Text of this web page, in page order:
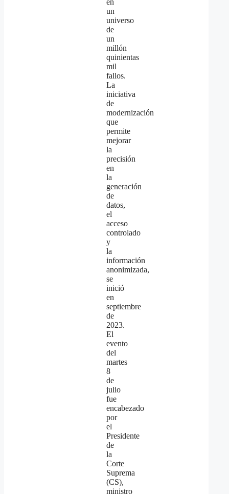
un
universo
de
un
millón
quinientas
mil
fallos.
La
iniciativa
de
modernización
que
permite
mejorar
la
precisión
en
la
generación
de
datos,
el
acceso
controlado
y
la
información
anonimizada,
se
inició
en
septiembre
de
2023.
El
evento
del
martes
8
de
julio
fue
encabezado
por
el
Presidente
de
la
Corte
Suprema
(CS),
ministro